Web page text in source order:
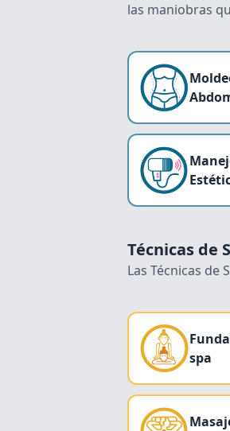
las maniobras
Técnicas de
Las Técnicas
spa